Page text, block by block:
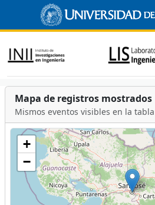
Mapa de registros mostrados
Mismos eventos visibles en la
+
−